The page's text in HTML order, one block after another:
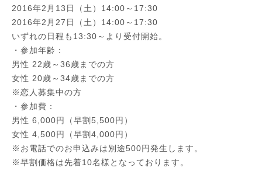
2016年2月13日（土）14:00～17:30
2016年2月27日（土）14:00～17:30
いずれの日程も13:30～より受付開始。
・参加年齢：
男性 22歳～36歳までの方
女性 20歳～34歳までの方
※恋人募集中の方
・参加費：
男性 6,000円（早割5,500円）
女性 4,500円（早割4,000円）
※お電話でのお申込みは別途500円発生します。
※早割価格は先着10名様となっております。